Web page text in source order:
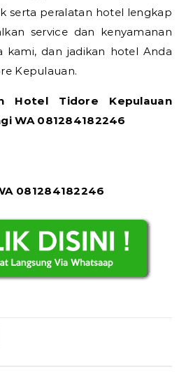
serta peralatan hotel lengkap
service dan kenyamanan
kami, dan jadikan hotel Anda
Kepulauan.
Hotel Tidore Kepulauan
WA 081284182246
081284182246